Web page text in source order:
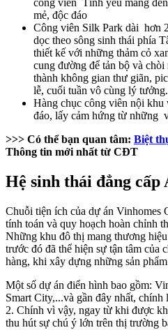
công viên Tình yêu mang
mẻ, độc đáo
Công viên Silk Park dài hơn
dọc theo sông sinh thái phía
thiết kế với những thảm cỏ
cung đường để tản bộ và
thành không gian thư giãn,
lễ, cuối tuần vô cùng lý tưởng.
Hàng chục công viên nội khu
đáo, lấy cảm hứng từ những
>>> Có thể bạn quan tâm: Biệt
Thông tin mới nhất từ CĐT
Hệ sinh thái đẳng cấp
Chuỗi tiện ích của dự án Vinhomes
tính toán và quy hoạch hoàn chỉnh
Những khu đô thị mang thương
trước đó đã thể hiện sự tận tâm của
hàng, khi xây dựng những sản
Một số dự án điển hình bao gồm:
Smart City,...và gần đây nhất,
2. Chính vì vậy, ngay từ khi được
thu hút sự chú ý lớn trên thị trường